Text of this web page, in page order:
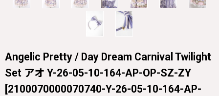
Angelic Pretty / Day Dream Carnival Twilight
Set アオ Y-26-05-10-164-AP-OP-SZ-ZY
[2100070000070740-Y-26-05-10-164-AP-